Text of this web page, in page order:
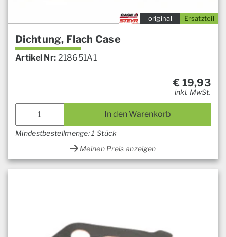
Ersatzteil
original
Dichtung, Flach Case
Artikel Nr: 218651A1
€ 19,93
inkl. MwSt.
In den Warenkorb
Mindestbestellmenge: 1 Stück
Meinen Preis anzeigen